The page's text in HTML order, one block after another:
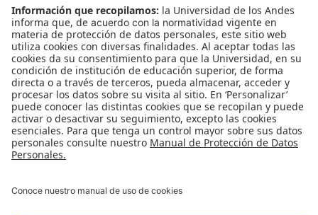
Barranquilla resulta sumamente necesario por esto
debemos reconocerlas y nombrarlas. Estas tres
mujeres afrodescendientes se trenzan y tejen en
un legado cultural que construye y aporta al
Carnaval como tradición y patrimonio; son ellas
hacedoras, artistas y gestoras quienes han
dispuesto sus dones y oficios al sostén de esta
fiesta que cuenta al mundo historias de
diversidades y donde la única pretensión es la